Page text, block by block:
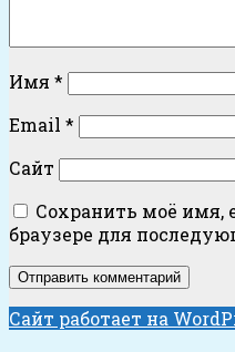
Имя *
Email *
Сайт
Сохранить моё имя,
браузере для
Сайт работает на